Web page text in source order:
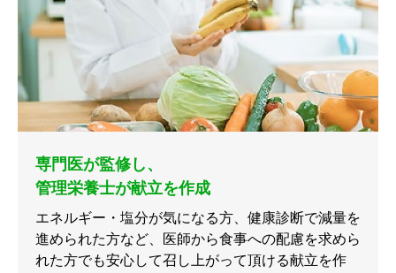
専門医が監修し、
管理栄養士が献立を作成
エネルギー・塩分が気になる方、健康診断で減量を
進められた方など、医師から食事への配慮を求めら
れた方でも安心して召し上がって頂ける献立を作